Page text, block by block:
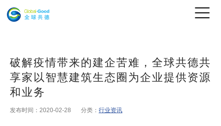
破解疫情带来的建企苦难，全球共德共
享家以智慧建筑生态圈为企业提供资源
和业务
发布时间：2020-02-28 分类： 行业资讯